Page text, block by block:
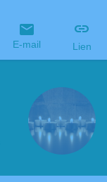
E-mail Lien